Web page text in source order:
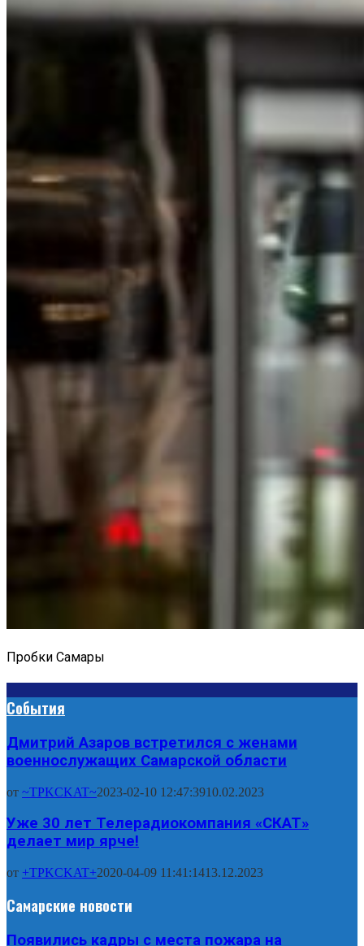
Пробки Самары
События
Дмитрий Азаров встретился с женами
военнослужащих Самарской области
от ~TPKCKAT~2023-02-10 12:47:3910.02.2023
Уже 30 лет Телерадиокомпания «СКАТ»
делает мир ярче!
от +TPKCKAT+2020-04-09 11:41:1413.12.2023
Самарские новости
Появились кадры с места пожара на